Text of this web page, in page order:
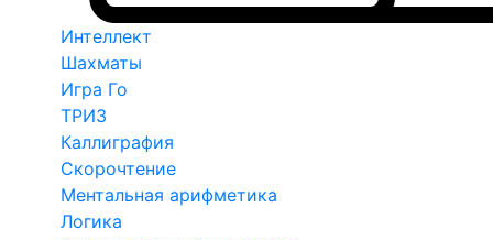
Интеллект
Шахматы
Игра Го
ТРИЗ
Каллиграфия
Скорочтение
Ментальная арифметика
Логика